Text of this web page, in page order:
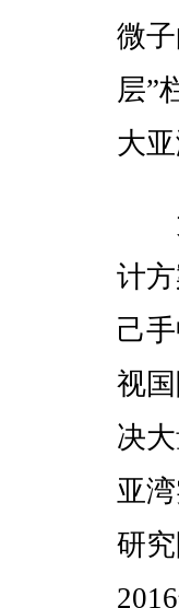
微
层”
大
大
计
己
视
决
亚
研